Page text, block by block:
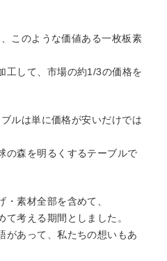
このような価値ある一枚板素
工して、市場の約1/3の価格を
ルは単に価格が安いだけでは
の森を明るくするテーブルで
・素材全部を含めて、
て考える期間としました。
があって、私たちの想いもあ